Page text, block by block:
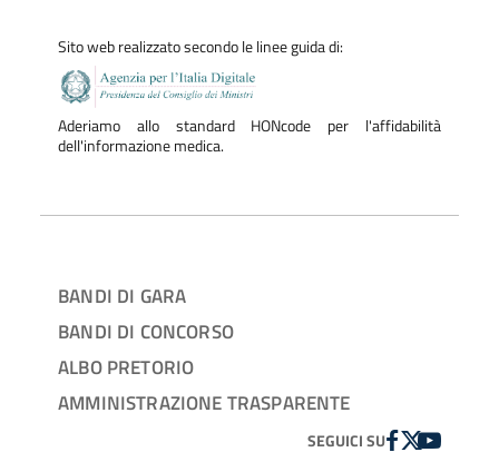
Sito web realizzato secondo le linee guida di:
Aderiamo allo standard HONcode per l'affidabilità
dell'informazione medica.
BANDI DI GARA
BANDI DI CONCORSO
ALBO PRETORIO
AMMINISTRAZIONE TRASPARENTE
SEGUICI SUFACEBOOK
TWITTER
YOUTUBE